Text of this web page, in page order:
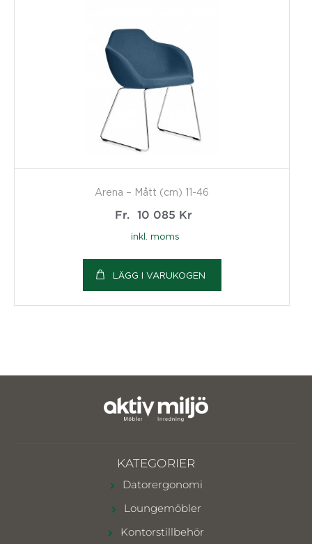
Arena – Mått (cm) 11-46
Fr. 10 085 Kr
inkl. moms
LÄGG I VARUKOGEN
KATEGORIER
Datorergonomi
Loungemöbler
Kontorstillbehör